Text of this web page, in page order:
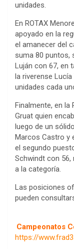
unidades.
En ROTAX
apoyado en la
el amanecer del
suma 80 puntos,
Luján con 67, en
la riverense
unidades cada
Finalmente, en la
Gruat quien
luego de un
Marcos Castro y
el segundo
Schwindt con 56,
a la categoría.
Las posiciones
pueden
Campeonatos
https://